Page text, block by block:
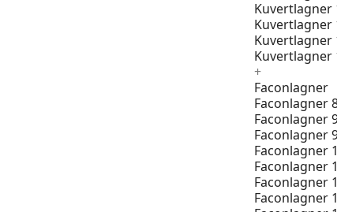
Kuvertlagner
Kuvertlagner
Kuvertlagner
Kuvertlagner
+
Faconlagner
Faconlagner
Faconlagner
Faconlagner
Faconlagner
Faconlagner
Faconlagner
Faconlagner